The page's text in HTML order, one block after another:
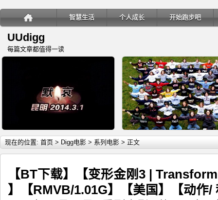
智慧生活 个人成长 开始跑步吧
UUdigg
每篇文章都值得一读
详细内容
现在的位置: 首页 > Digg电影 > 系列电影 > 正文
【BT下载】【变形金刚3 |
】【RMVB/1.01G】【美国】【动作/